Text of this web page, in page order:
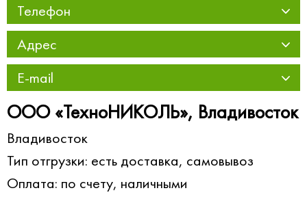
Телефон
Адрес
E-mail
ООО «ТехноНИКОЛЬ», Владивосток
Владивосток
Тип отгрузки: есть доставка, самовывоз
Оплата: по счету, наличными